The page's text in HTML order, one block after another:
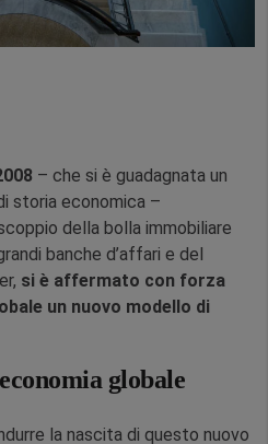
– che si è guadagnata un
storia economica –
della bolla immobiliare
banche d’affari e del
si è affermato con forza
un nuovo modello di
globale
la nascita di questo nuovo